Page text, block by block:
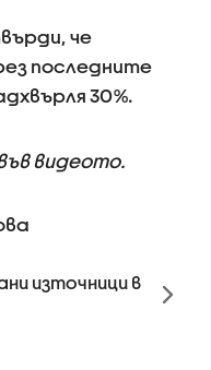
че
последните
30%.
видеото.
източници в